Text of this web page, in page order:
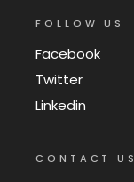
FOLLOW US
Facebook
Twitter
Linkedin
CONTACT US